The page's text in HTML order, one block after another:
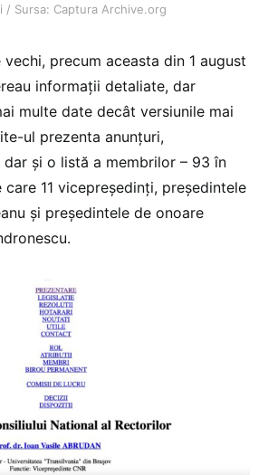
/ Sursa: Captura Archive.org
precum aceasta din 1 august
informații detaliate, dar
multe date decât versiunile mai
ul prezenta anunțuri,
dar și o listă a membrilor – 93 în
11 vicepreședinți, președintele
și președintele de onoare